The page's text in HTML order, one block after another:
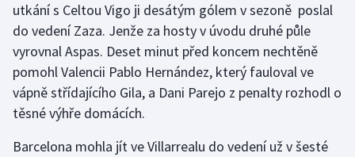
Moderní pětiboj
Motorsport
Olympijské hry
Parasport
utkání s Celtou Vigo ji desátým gólem v sezoně poslal
do vedení Zaza. Jenže za hosty v úvodu druhé půle
vyrovnal Aspas. Deset minut před koncem nechtěně
pomohl Valencii Pablo Hernández, který fauloval ve
vápně střídajícího Gila, a Dani Parejo z penalty rozhodl o
těsné výhře domácích.
Barcelona mohla jít ve Villarrealu do vedení už v šesté